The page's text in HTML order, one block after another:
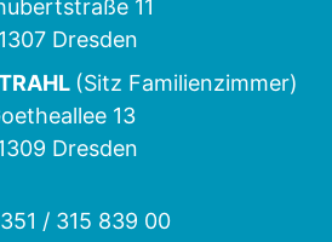
11
Dresden
(Sitz Familienzimmer)
13
Dresden
/ 315 839 00